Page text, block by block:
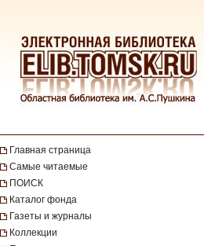
Главная страница
Самые читаемые
ПОИСК
Каталог фонда
Газеты и журналы
Коллекции